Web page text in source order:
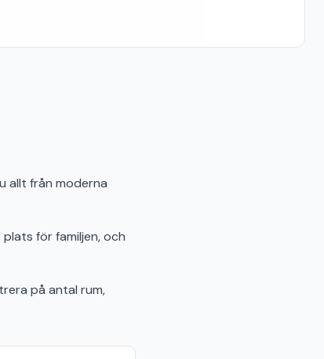
allt från moderna
för familjen, och
på antal rum,